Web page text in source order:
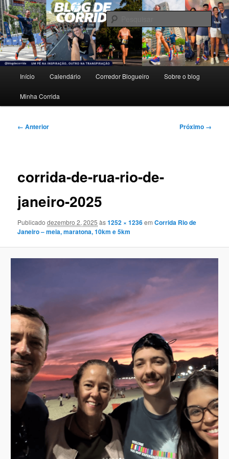
Pular
para
o
conteúdo
principalBlog de Corrida
Um pé na inspiração, outro na transpiração.
principal
Início Calendário Corredor Blogueiro Sobre o blog
Minha Corrida
Navegação
← Anterior Próximo →
corrida-de-rua-rio-de-
janeiro-2025
Publicadodezembro 2, 2025 às1252 × 1236emCorrida Rio de
Janeiro – meia, maratona, 10km e 5km